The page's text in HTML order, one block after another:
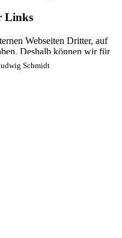
Links
Webseiten Dritter, auf
Deshalb können wir für
übernehmen. Für die
der jeweilige Anbieter oder
Schmidt